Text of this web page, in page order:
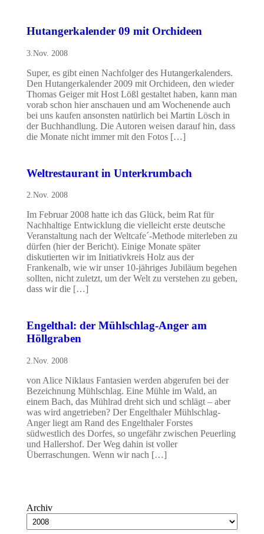
Hutangerkalender 09 mit Orchideen
3.Nov. 2008
Super, es gibt einen Nachfolger des Hutangerkalenders.
Den Hutangerkalender 2009 mit Orchideen, den wieder
Thomas Geiger mit Host Lößl gestaltet haben, kann man
vorab schon hier anschauen und am Wochenende auch
bei uns kaufen ansonsten natürlich bei Martin Lösch in
der Buchhandlung. Die Autoren weisen darauf hin, dass
die Monate nicht immer mit den Fotos […]
Weltrestaurant in Unterkrumbach
2.Nov. 2008
Im Februar 2008 hatte ich das Glück, beim Rat für
Nachhaltige Entwicklung die vielleicht erste deutsche
Veranstaltung nach der Weltcafe´-Methode miterleben zu
dürfen (hier der Bericht). Einige Monate später
diskutierten wir im Initiativkreis Holz aus der
Frankenalb, wie wir unser 10-jähriges Jubiläum begehen
sollten, nicht zuletzt, um der Welt zu verstehen zu geben,
dass wir die […]
Engelthal: der Mühlschlag-Anger am
Höllgraben
2.Nov. 2008
von Alice Niklaus Fantasien werden abgerufen bei der
Bezeichnung Mühlschlag. Eine Mühle im Wald, an
einem Bach, das Mühlrad dreht sich und schlägt – aber
was wird angetrieben? Der Engelthaler Mühlschlag-
Anger liegt am Rand des Engelthaler Forstes
südwestlich des Dorfes, so ungefähr zwischen Peuerling
und Hallershof. Der Weg dahin ist voller
Überraschungen. Wenn wir nach […]
Archiv